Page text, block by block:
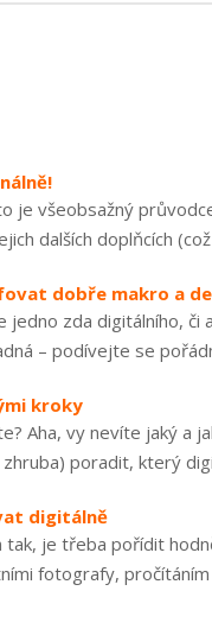
je všeobsažný
dalších doplňcích
dobře makro a
zda digitálního, či
– podívejte se
kroky
Aha, vy nevíte jaký a
poradit, který
digitálně
je třeba pořídit
fotografy,